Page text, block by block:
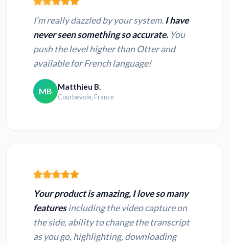
I’m really dazzled by your system. I have
never seen something so accurate. You
push the level higher than Otter and
available for French language!
MB Matthieu B.
Courbevoie, France
Your product is amazing, I love so many
featuresincluding the video capture on
the side, ability to change the transcript
as you go, highlighting, downloading